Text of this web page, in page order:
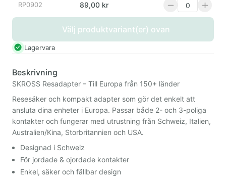
RP0902 89,00 kr
Välj produktvariant(er) ovan
Lagervara
Beskrivning
SKROSS Resadapter – Till Europa från 150+ länder
Resesäker och kompakt adapter som gör det enkelt att
ansluta dina enheter i Europa. Passar både 2- och 3-poliga
kontakter och fungerar med utrustning från Schweiz, Italien,
Australien/Kina, Storbritannien och USA.
Designad i Schweiz
För jordade & ojordade kontakter
Enkel, säker och fällbar design